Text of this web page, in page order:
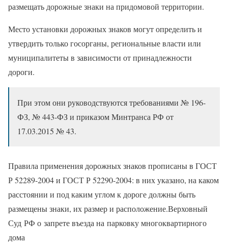
размещать дорожные знаки на придомовой территории.
Место установки дорожных знаков могут определить и
утвердить только госорганы, региональные власти или
муниципалитеты в зависимости от принадлежности
дороги.
При этом они руководствуются требованиями № 196-
ФЗ, № 443-ФЗ и приказом Минтранса РФ от
17.03.2015 № 43.
Правила применения дорожных знаков прописаны в ГОСТ
Р 52289-2004 и ГОСТ Р 52290-2004: в них указано, на каком
расстоянии и под каким углом к дороге должны быть
размещены знаки, их размер и расположение.Верховный
Суд РФ о запрете въезда на парковку многоквартирного
дома